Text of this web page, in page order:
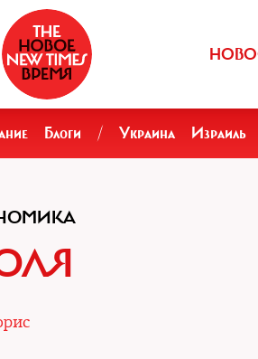
Блоги / Украина Израиль